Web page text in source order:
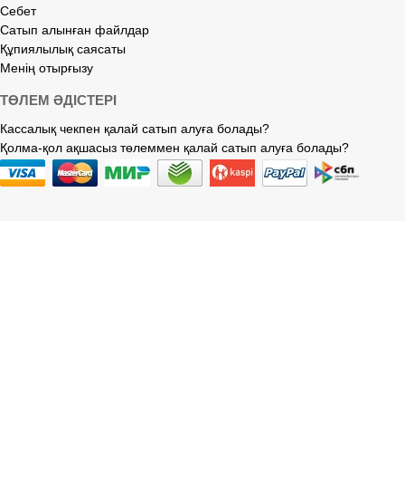
Себет
Сатып алынған файлдар
Құпиялылық саясаты
Менің отырғызу
ТӨЛЕМ ӘДІСТЕРІ
Кассалық чекпен қалай сатып алуға болады?
Қолма-қол ақшасыз төлеммен қалай сатып алуға болады?